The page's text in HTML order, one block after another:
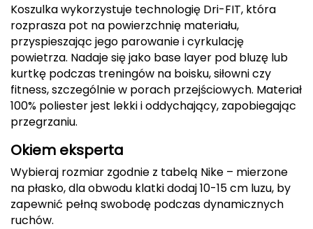
Darn Tough
Deuter
Dolomite
E
ENERO
ENERO CAMP
Koszulka wykorzystuje technologię Dri-FIT, która
rozprasza pot na powierzchnię materiału,
przyspieszając jego parowanie i cyrkulację
powietrza. Nadaje się jako base layer pod bluzę lub
kurtkę podczas treningów na boisku, siłowni czy
fitness, szczególnie w porach przejściowych. Materiał
100% poliester jest lekki i oddychający, zapobiegając
przegrzaniu.
Okiem eksperta
Wybieraj rozmiar zgodnie z tabelą Nike – mierzone
na płasko, dla obwodu klatki dodaj 10-15 cm luzu, by
zapewnić pełną swobodę podczas dynamicznych
ruchów.